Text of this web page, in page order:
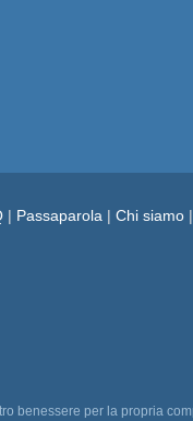
| Passaparola | Chi siamo |
benessere per la propria